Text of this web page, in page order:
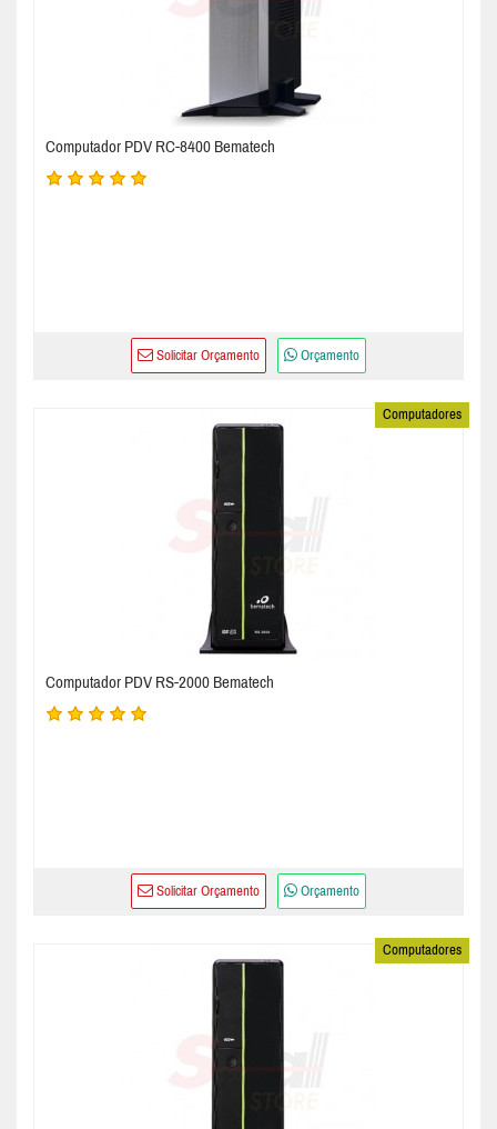
Computador PDV RC-8400 Bematech
Solicitar Orçamento Orçamento
Computadores
Computador PDV RS-2000 Bematech
Solicitar Orçamento Orçamento
Computadores